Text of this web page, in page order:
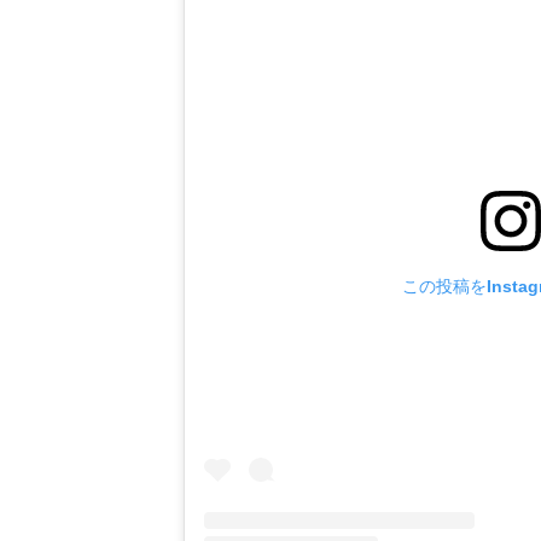
この投稿を